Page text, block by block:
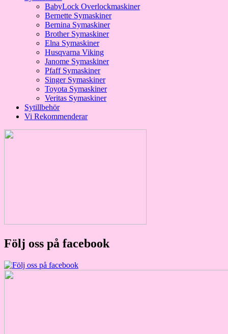
BabyLock Overlockmaskiner
Bernette Symaskiner
Bernina Symaskiner
Brother Symaskiner
Elna Symaskiner
Husqvarna Viking
Janome Symaskiner
Pfaff Symaskiner
Singer Symaskiner
Toyota Symaskiner
Veritas Symaskiner
Sytillbehör
Vi Rekommenderar
Följ oss på facebook